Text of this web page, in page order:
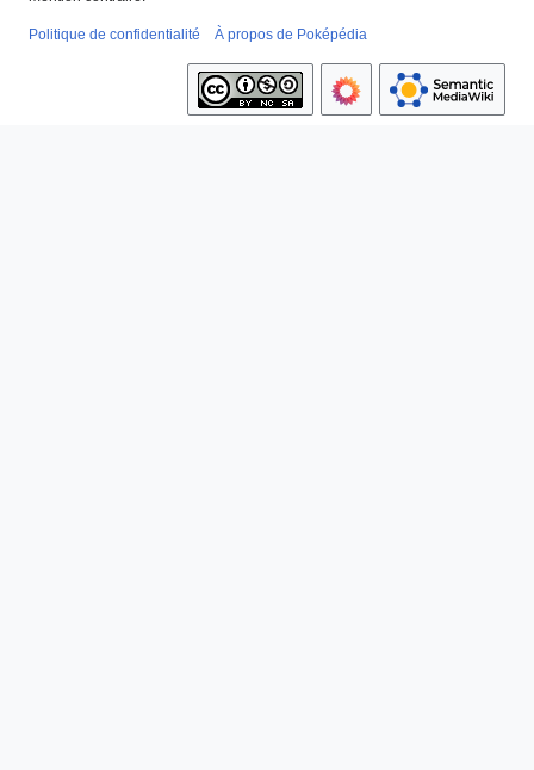
Politique de confidentialité À propos de Poképédia